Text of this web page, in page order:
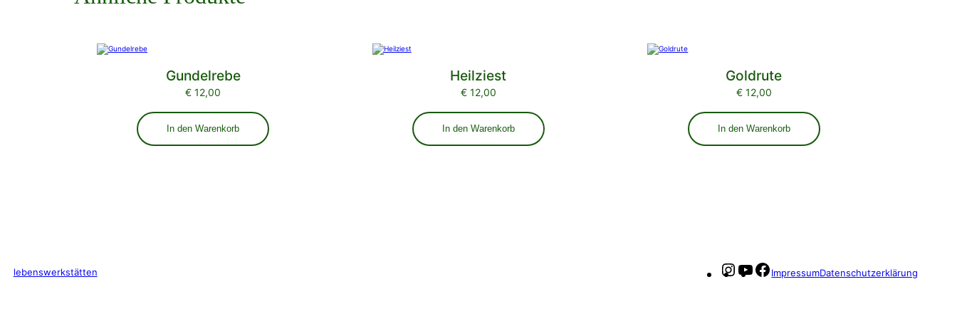
Gundelrebe
€ 12,00
In den Warenkorb
Heilziest
€12,00
In den Warenkorb
Goldrute
€12,00
In den Warenkorb
lebenswerkstätten Instagram
YouTube
Facebook
ImpressumDatenschutzerklärung